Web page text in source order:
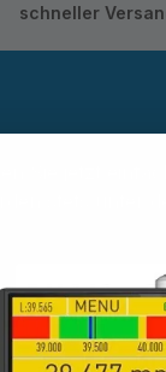
schneller
stets unter
Mail-
Adresse
*
ist durch